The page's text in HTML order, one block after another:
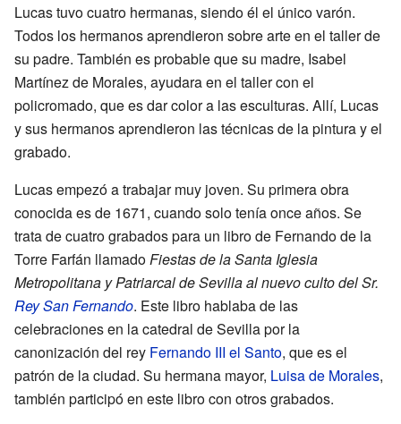
Lucas tuvo cuatro hermanas, siendo él el único varón.
Todos los hermanos aprendieron sobre arte en el taller de
su padre. También es probable que su madre, Isabel
Martínez de Morales, ayudara en el taller con el
policromado, que es dar color a las esculturas. Allí, Lucas
y sus hermanos aprendieron las técnicas de la pintura y el
grabado.
Lucas empezó a trabajar muy joven. Su primera obra
conocida es de 1671, cuando solo tenía once años. Se
trata de cuatro grabados para un libro de Fernando de la
Torre Farfán llamadoFiestas de la Santa Iglesia
Metropolitana y Patriarcal de Sevilla al nuevo culto del Sr.
Rey San Fernando. Este libro hablaba de las
celebraciones en la catedral de Sevilla por la
canonización del rey Fernando III el Santo, que es el
patrón de la ciudad. Su hermana mayor, Luisa de Morales,
también participó en este libro con otros grabados.